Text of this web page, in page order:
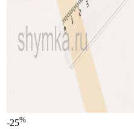
-25%